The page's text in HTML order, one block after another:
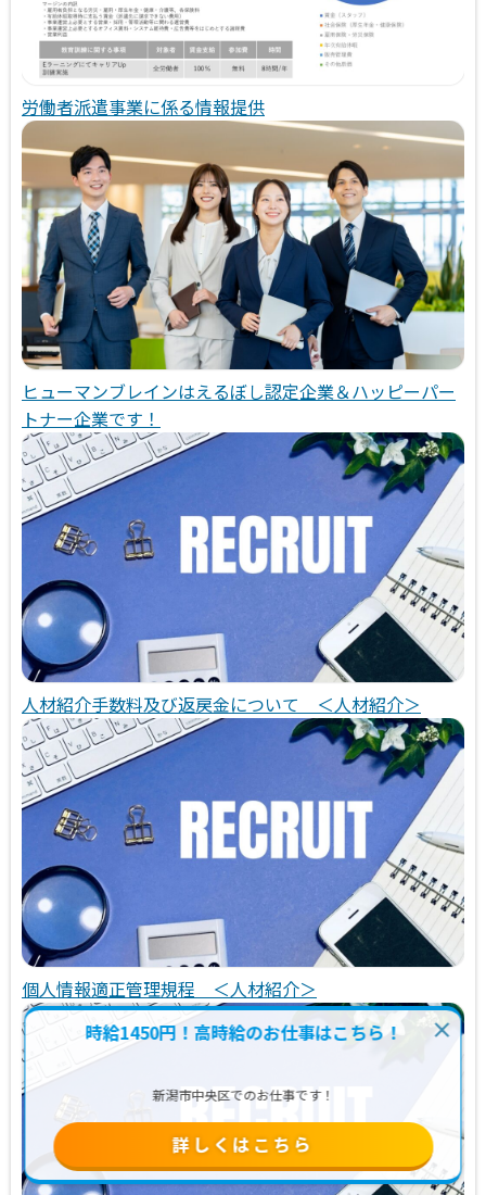
労働者派遣事業に係る情報提供
ヒューマンブレインはえるぼし認定企業＆ハッピーパー
トナー企業です！
人材紹介手数料及び返戻金について ＜人材紹介＞
個人情報適正管理規程 ＜人材紹介＞
時給1450円！高時給のお仕事はこちら！
新潟市中央区でのお仕事です！
詳しくはこちら